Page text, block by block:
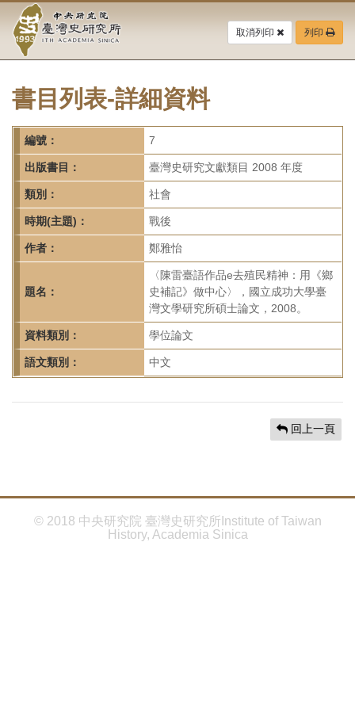
要
中
央
研
究
院-
臺
灣
史
研
究
所-
首
頁
取消列印 列印
書目列表-詳細資料
編號： 7
出版書目： 臺灣史研究文獻類目 2008 年度
類別： 社會
時期(主題)： 戰後
作者： 鄭雅怡
題名：
〈陳雷臺語作品e去殖民精神：用《鄉
史補記》做中心〉，國立成功大學臺
灣文學研究所碩士論文，2008。
資料類別： 學位論文
語文類別： 中文
回上一頁
© 2018 中央研究院 臺灣史研究所Institute of Taiwan
History, Academia Sinica